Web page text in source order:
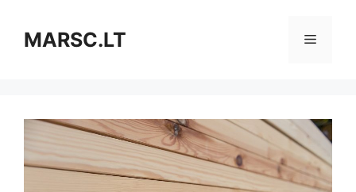
turinioMARSC.LT Meniu